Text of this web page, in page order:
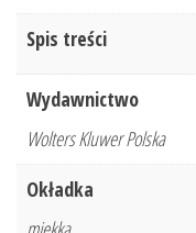
Spis treści
Wydawnictwo
Wolters Kluwer Polska
Okładka